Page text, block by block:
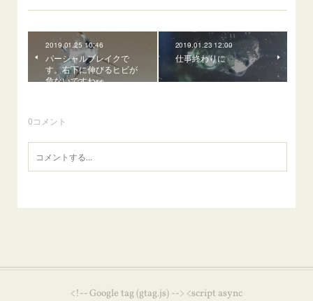
2019.01.25 10:46
パーシャルブレイクで
す。右下に伸びるヒビが
危ないですね👀
2019.01.23 12:00
仕事終わりに
0コメント
<!-- Google tag (gtag.js) --> <script async